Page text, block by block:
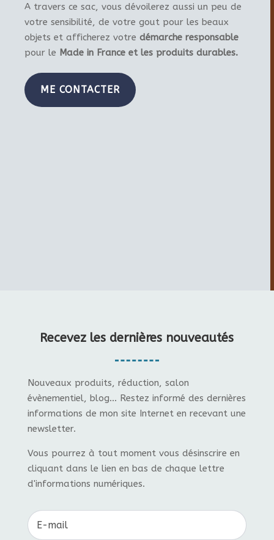
A travers ce sac, vous dévoilerez aussi un peu de
votre sensibilité, de votre gout pour les beaux
objets et afficherez votre démarche responsable
pour le Made in France et les produits durables.
ME CONTACTER
Recevez les dernières nouveautés
Nouveaux produits, réduction, salon
évènementiel, blog... Restez informé des dernières
informations de mon site Internet en recevant une
newsletter.
Vous pourrez à tout moment vous désinscrire en
cliquant dans le lien en bas de chaque lettre
d'informations numériques.